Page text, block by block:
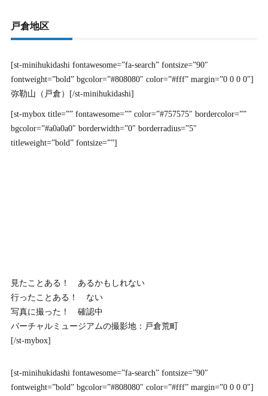
戸倉地区
[st-minihukidashi fontawesome=”fa-search” fontsize=”90″
fontweight=”bold” bgcolor=”#808080″ color=”#fff” margin=”0 0 0 0″]
弥勒山（戸倉）[/st-minihukidashi]
[st-mybox title=”” fontawesome=”” color=”#757575″ bordercolor=””
bgcolor=”#a0a0a0″ borderwidth=”0″ borderradius=”5″
titleweight=”bold” fontsize=””]
見たことある！ あるかもしれない
行ったことある！ ない
写真に撮った！ 確認中
バーチャルミュージアムの撮影地：戸倉荒町
[/st-mybox]
[st-minihukidashi fontawesome=”fa-search” fontsize=”90″
fontweight=”bold” bgcolor=”#808080″ color=”#fff” margin=”0 0 0 0″]